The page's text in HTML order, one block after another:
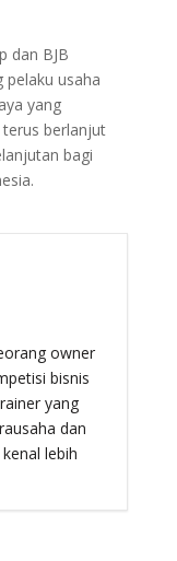
dan BJB
usaha
yang
berlanjut
bagi
owner
bisnis
yang
dan
lebih